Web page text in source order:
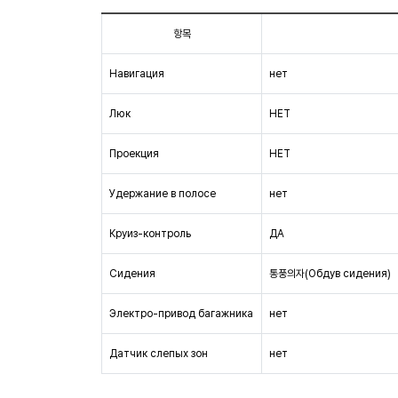
항목
Навигация нет
Люк НЕТ
Проекция НЕТ
Удержание в полосе нет
Круиз-контроль ДА
Сидения 통풍의자(Обдув сидения)
Электро-привод багажника нет
Датчик слепых зон нет